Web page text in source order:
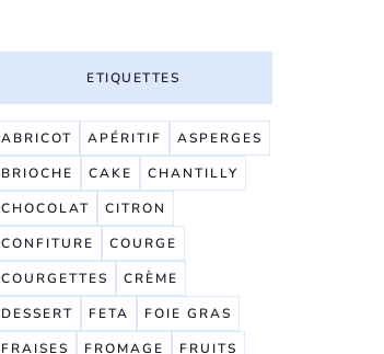
ETIQUETTES
ABRICOT APÉRITIF
ASPERGES
BRIOCHE
CAKE
CHANTILLY
CHOCOLAT
CITRON
CONFITURE
COURGE
COURGETTES
CRÈME
DESSERT
FETA
FOIE GRAS
FRAISES
FROMAGE
FRUITS